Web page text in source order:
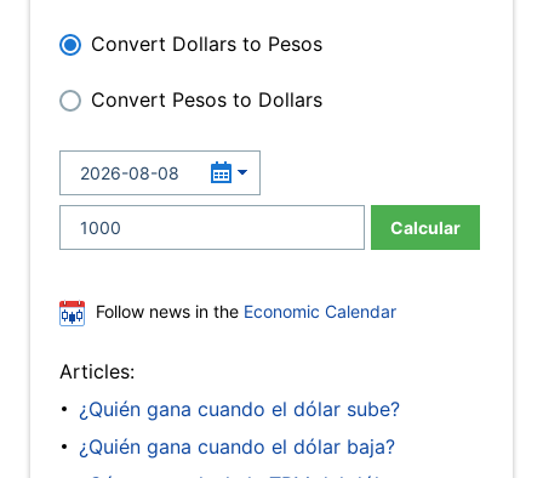
Convert Dollars to Pesos
Convert Pesos to Dollars
Calcular
Follow news in the Economic Calendar
Articles:
¿Quién gana cuando el dólar sube?
¿Quién gana cuando el dólar baja?